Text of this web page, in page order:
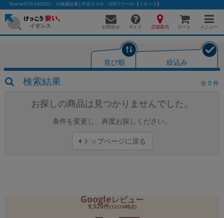
「Xperia10 IV A202SO」 の検索結果│中古スマホ・SIMフリーの【イオシス】
お問合せ ガイド 店舗案内 カート メニュー
並び順 絞込み
検索結果 全0件
お探しの商品は見つかりませんでした。
条件を変更し、再度お探しください。
トップページに戻る
Googleレビュー
9,520件(12/24時点)
かんたんパソコン検索に切り替える
EliteBookMacBook